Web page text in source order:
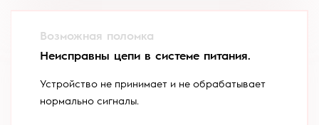
Неисправны цепи в системе питания.
Устройство не принимает и не обрабатывает
нормально сигналы.